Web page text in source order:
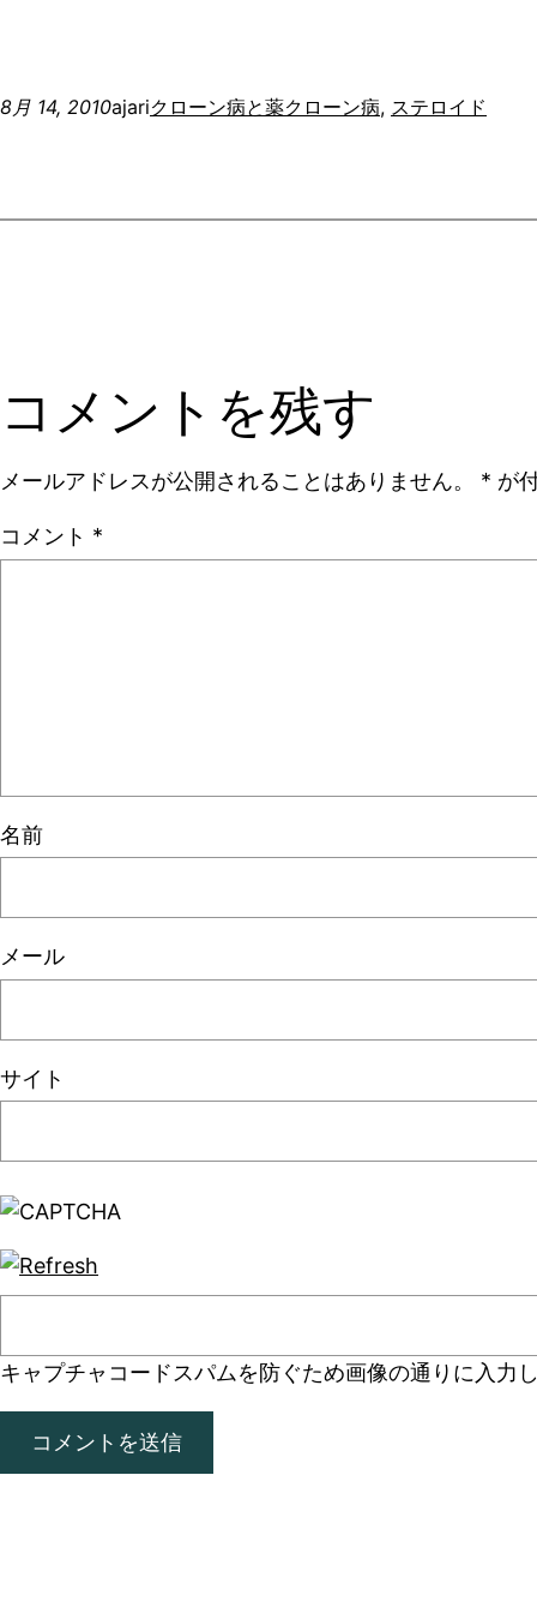
8月 14, 2010ajariクローン病と薬クローン病, ステロイド
コメントを残す
メールアドレスが公開されることはありません。 * が
コメント *
名前
メール
サイト
キャプチャコードスパムを防ぐため画像の通りに入力